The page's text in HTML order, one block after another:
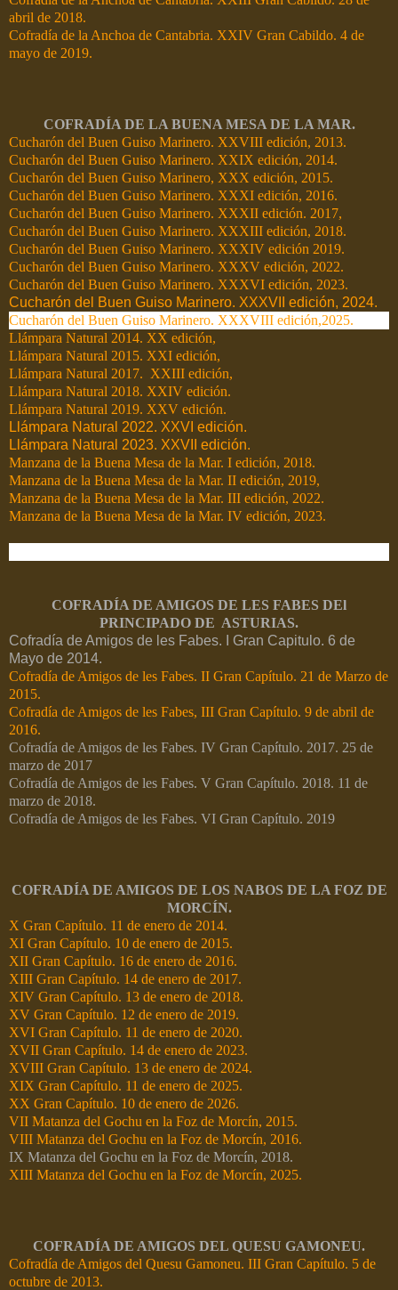
abril de 2018.
Cofradía de la Anchoa de Cantabria. XXIV Gran Cabildo. 4 de
mayo de 2019.
COFRADÍA DE LA BUENA MESA DE LA MAR.
Cucharón del Buen Guiso Marinero. XXVIII edición, 2013.
Cucharón del Buen Guiso Marinero. XXIX edición, 2014.
Cucharón del Buen Guiso Marinero, XXX edición, 2015.
Cucharón del Buen Guiso Marinero. XXXI edición, 2016.
Cucharón del Buen Guiso Marinero. XXXII edición. 2017,
Cucharón del Buen Guiso Marinero. XXXIII edición, 2018.
Cucharón del Buen Guiso Marinero. XXXIV edición 2019.
Cucharón del Buen Guiso Marinero. XXXV edición, 2022.
Cucharón del Buen Guiso Marinero. XXXVI edición, 2023.
Cucharón del Buen Guiso Marinero. XXXVII edición, 2024.
Cucharón del Buen Guiso Marinero. XXXVIII edición,2025.
Llámpara Natural 2014. XX edición,
Llámpara Natural 2015. XXI edición,
Llámpara Natural 2017. XXIII edición,
Llámpara Natural 2018. XXIV edición.
Llámpara Natural 2019. XXV edición.
Llámpara Natural 2022. XXVI edición.
Llámpara Natural 2023. XXVII edición.
Manzana de la Buena Mesa de la Mar. I edición, 2018.
Manzana de la Buena Mesa de la Mar. II edición, 2019,
Manzana de la Buena Mesa de la Mar. III edición, 2022.
Manzana de la Buena Mesa de la Mar. IV edición, 2023.
COFRADÍA DE AMIGOS DE LES FABES DEl
PRINCIPADO DE ASTURIAS.
Cofradía de Amigos de les Fabes. I Gran Capitulo. 6 de
Mayo de 2014.
Cofradía de Amigos de les Fabes. II Gran Capítulo. 21 de Marzo de
2015.
Cofradía de Amigos de les Fabes, III Gran Capítulo. 9 de abril de
2016.
Cofradía de Amigos de les Fabes. IV Gran Capítulo. 2017. 25 de
marzo de 2017
Cofradía de Amigos de les Fabes. V Gran Capítulo. 2018. 11 de
marzo de 2018.
Cofradía de Amigos de les Fabes. VI Gran Capítulo. 2019
COFRADÍA DE AMIGOS DE LOS NABOS DE LA FOZ DE
MORCÍN.
X Gran Capítulo. 11 de enero de 2014.
XI Gran Capítulo. 10 de enero de 2015.
XII Gran Capítulo. 16 de enero de 2016.
XIII Gran Capítulo. 14 de enero de 2017.
XIV Gran Capítulo. 13 de enero de 2018.
XV Gran Capítulo. 12 de enero de 2019.
XVI Gran Capítulo. 11 de enero de 2020.
XVII Gran Capítulo. 14 de enero de 2023.
XVIII Gran Capítulo. 13 de enero de 2024.
XIX Gran Capítulo. 11 de enero de 2025.
XX Gran Capítulo. 10 de enero de 2026.
VII Matanza del Gochu en la Foz de Morcín, 2015.
VIII Matanza del Gochu en la Foz de Morcín, 2016.
IX Matanza del Gochu en la Foz de Morcín, 2018.
XIII Matanza del Gochu en la Foz de Morcín, 2025.
COFRADÍA DE AMIGOS DEL QUESU GAMONEU.
Cofradía de Amigos del Quesu Gamoneu. III Gran Capítulo. 5 de
octubre de 2013.